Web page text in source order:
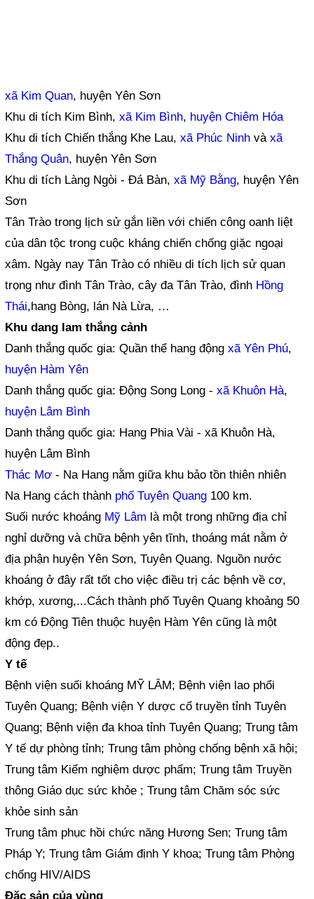
xã Kim Quan, huyện Yên Sơn
Khu di tích Kim Bình,xã Kim Bình, huyện Chiêm Hóa
Khu di tích Chiến thắng Khe Lau,xã Phúc Ninh vàxã
Thắng Quân, huyện Yên Sơn
Khu di tích Làng Ngòi - Đá Bàn,xã Mỹ Bằng, huyện Yên
Sơn
Tân Trào trong lịch sử gắn liền với chiến công oanh liệt
của dân tộc trong cuộc kháng chiến chống giặc ngoại
xâm. Ngày nay Tân Trào có nhiều di tích lịch sử quan
trọng như đình Tân Trào, cây đa Tân Trào, đình Hồng
Thái,hang Bòng, lán Nà Lừa, …
Khu dang lam thắng cảnh
Danh thắng quốc gia: Quần thể hang độngxã Yên Phú,
huyện Hàm Yên
Danh thắng quốc gia: Động Song Long -xã Khuôn Hà,
huyện Lâm Bình
Danh thắng quốc gia: Hang Phia Vài - xã Khuôn Hà,
huyện Lâm Bình
Thác Mơ - Na Hang nằm giữa khu bảo tồn thiên nhiên
Na Hang cách thành phố Tuyên Quang 100 km.
Suối nước khoáng Mỹ Lâm là một trong những địa chỉ
nghỉ dưỡng và chữa bệnh yên tĩnh, thoáng mát nằm ở
địa phận huyện Yên Sơn, Tuyên Quang. Nguồn nước
khoáng ở đây rất tốt cho việc điều trị các bệnh về cơ,
khớp, xương,...Cách thành phố Tuyên Quang khoảng 50
km có Động Tiên thuộc huyện Hàm Yên cũng là một
động đẹp..
Y tế
Bệnh viện suối khoáng MỸ LÂM; Bệnh viện lao phổi
Tuyên Quang; Bệnh viện Y dược cổ truyền tỉnh Tuyên
Quang; Bệnh viện đa khoa tỉnh Tuyên Quang; Trung tâm
Y tế dự phòng tỉnh; Trung tâm phòng chống bệnh xã hội;
Trung tâm Kiểm nghiệm dược phẩm; Trung tâm Truyền
thông Giáo dục sức khỏe ; Trung tâm Chăm sóc sức
khỏe sinh sản
Trung tâm phục hồi chức năng Hương Sen; Trung tâm
Pháp Y; Trung tâm Giám định Y khoa; Trung tâm Phòng
chống HIV/AIDS
Đặc sản của vùng